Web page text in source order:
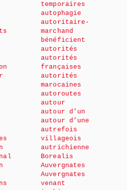
temporaires
autophagie
autoritaire-
marchand
bénéficient
autorités
autorités
françaises
autorités
marocaines
autoroutes
autour
autour d’un
autour d’une
autrefois
villageois
autrichienne
Borealis
Auvergnates
Auvergnates
venant